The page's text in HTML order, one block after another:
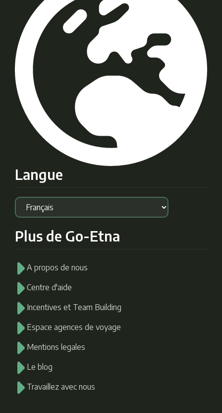
Langue
Plus de Go-Etna
A propos de nous
Centre d'aide
Incentives et Team Building
Espace agences de voyage
Mentions legales
Le blog
Travaillez avec nous